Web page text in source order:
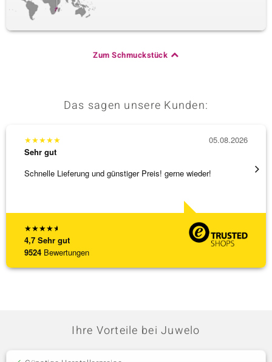
Zum Schmuckstück
Das sagen unsere Kunden:
★★★★★
4,7 Sehr gut
9524 Bewertungen
★★★★★
Sehr gut
Schnelle Lieferung und günstiger Preis! gerne wieder!
05.08.2026
Ich
Ihre Vorteile bei Juwelo